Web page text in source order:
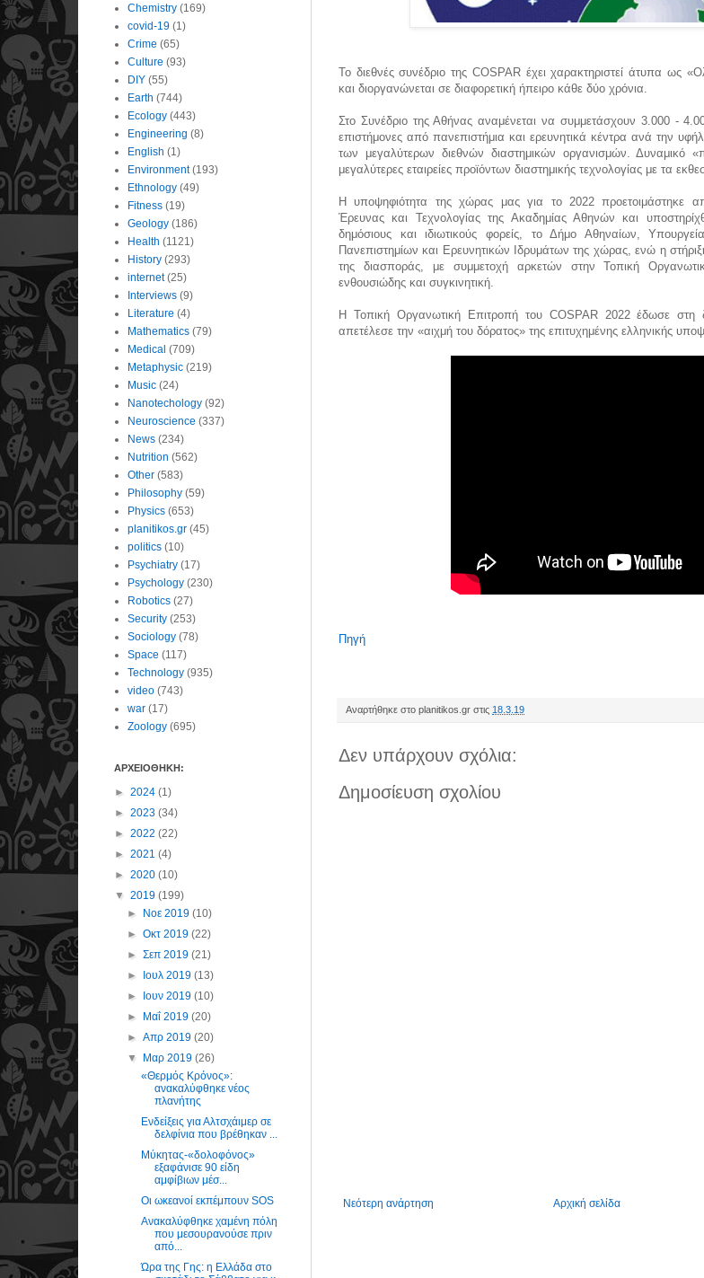
Το διεθνές συνέδριο της COSPAR έχει χαρακτηριστεί άτυπα ως
και διοργανώνεται σε διαφορετική ήπειρο κάθε δύο χρόνια.
Στο Συνέδριο της Αθήνας αναμένεται να συμμετάσχουν 3.000 -
επιστήμονες από πανεπιστήμια και ερευνητικά κέντρα ανά την
των μεγαλύτερων διεθνών διαστημικών οργανισμών. Δυναμικό
μεγαλύτερες εταιρείες προϊόντων διαστημικής τεχνολογίας με τα
Η υποψηφιότητα της χώρας μας για το 2022 προετοιμάστηκε
Έρευνας και Τεχνολογίας της Ακαδημίας Αθηνών και
δημόσιους και ιδιωτικούς φορείς, το Δήμο Αθηναίων,
Πανεπιστημίων και Ερευνητικών Ιδρυμάτων της χώρας, ενώ η
της διασποράς, με συμμετοχή αρκετών στην Τοπική
ενθουσιώδης και συγκινητική.
Η Τοπική Οργανωτική Επιτροπή του COSPAR 2022 έδωσε στη
απετέλεσε την «αιχμή του δόρατος» της επιτυχημένης ελληνικής
Πηγή
Αναρτήθηκε στο planitikos.gr στις 18.3.19
Δεν υπάρχουν σχόλια:
Δημοσίευση σχολίου
Νεότερη ανάρτηση Αρχική σελίδα
Chemistry (169)
covid-19 (1)
Crime (65)
Culture (93)
DIY (55)
Earth (744)
Ecology (443)
Engineering (8)
English (1)
Environment (193)
Ethnology (49)
Fitness (19)
Geology (186)
Health (1121)
History (293)
internet (25)
Interviews (9)
Literature (4)
Mathematics (79)
Medical (709)
Metaphysic (219)
Music (24)
Nanotechology (92)
Neuroscience (337)
News (234)
Nutrition (562)
Other (583)
Philosophy (59)
Physics (653)
planitikos.gr (45)
politics (10)
Psychiatry (17)
Psychology (230)
Robotics (27)
Security (253)
Sociology (78)
Space (117)
Technology (935)
video (743)
war (17)
Zoology (695)
ΑΡΧΕΙΟΘΗΚΗ:
► 2024 (1)
► 2023 (34)
► 2022 (22)
► 2021 (4)
► 2020 (10)
▼ 2019 (199)
► Νοε 2019(10)
►Οκτ 2019(22)
►Σεπ 2019(21)
► Ιουλ 2019(13)
► Ιουν 2019(10)
► Μαΐ 2019(20)
►Απρ 2019(20)
▼ Μαρ 2019(26)
«Θερμός Κρόνος»:
ανακαλύφθηκε νέος
πλανήτης
Ενδείξεις για Αλτσχάιμερ σε
δελφίνια που βρέθηκαν ...
Μύκητας-«δολοφόνος»
εξαφάνισε 90 είδη
αμφίβιων μέσ...
Οι ωκεανοί εκπέμπουν SOS
Ανακαλύφθηκε χαμένη πόλη
που μεσουρανούσε πριν
από...
Ώρα της Γης: η Ελλάδα στο